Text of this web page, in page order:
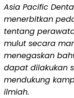
Asia Pacific
menerbitkan
tentang
mulut secara
menegaskan
dapat dilakukan
mendukung
ilmiah.